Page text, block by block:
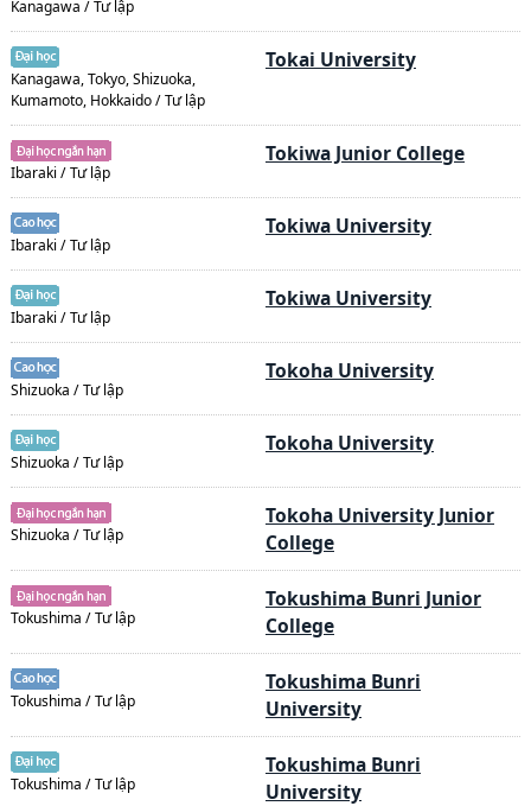
Kanagawa / Tư lập
Kanagawa, Tokyo, Shizuoka,
Kumamoto, Hokkaido / Tư lập
Tokai University
Ibaraki / Tư lập
Tokiwa Junior College
Ibaraki / Tư lập
Tokiwa University
Ibaraki / Tư lập
Tokiwa University
Shizuoka / Tư lập
Tokoha University
Shizuoka / Tư lập
Tokoha University
Shizuoka / Tư lập
Tokoha University Junior
College
Tokushima / Tư lập
Tokushima Bunri Junior
College
Tokushima / Tư lập
Tokushima Bunri
University
Tokushima / Tư lập
Tokushima Bunri
University